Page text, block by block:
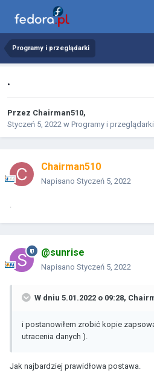
Programy i przeglądarki
.
Przez Chairman510,
Styczeń 5, 2022 w Programy i przeglądarki
Chairman510
Napisano Styczeń 5, 2022
.
@sunrise
Napisano Styczeń 5, 2022
W dniu 5.01.2022 o 09:28,
i postanowiłem zrobić kopie
utracenia danych ).
Jak najbardziej prawidłowa postawa.